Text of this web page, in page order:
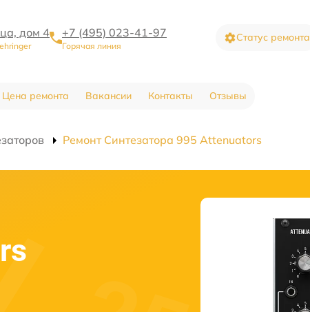
дом 4 +7 (495) 023-41-97
Горячая линия
Статус ремонта
Цена ремонта Вакансии Контакты Отзывы
Ремонт Синтезатора 995 Attenuators